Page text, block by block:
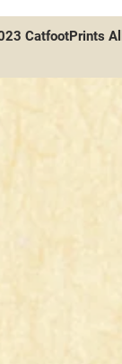
CatfootPrints